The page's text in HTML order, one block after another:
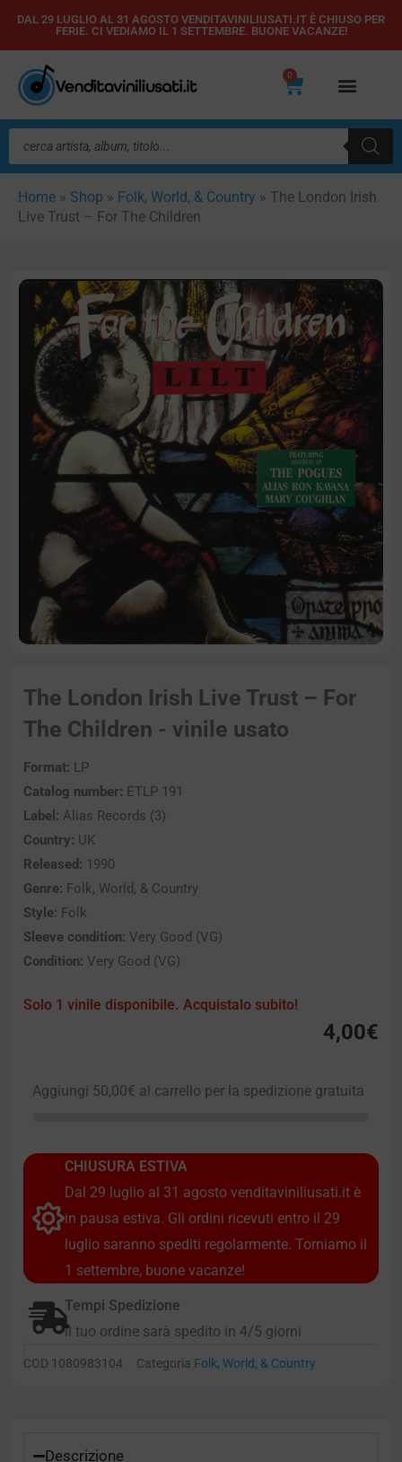
Vai
contenuto
DAL 29 LUGLIO AL 31 AGOSTO VENDITAVINILIUSATI.IT È CHIUSO PER
FERIE. CI VEDIAMO IL 1 SETTEMBRE. BUONE VACANZE!
0
Carrello
Ricerca
prodotti
Home » Shop » Folk, World, & Country » The London Irish
Live Trust – For The Children
The London Irish Live Trust – For
The Children - vinile usato
Format: LP
Catalog number: ETLP 191
Label: Alias Records (3)
Country: UK
Released: 1990
Genre: Folk, World, & Country
Style: Folk
Sleeve condition: Very Good (VG)
Condition: Very Good (VG)
Solo 1 vinile disponibile. Acquistalo subito!
4,00€
Aggiungi 50,00€ al carrello per la spedizione gratuita
CHIUSURA ESTIVA
Dal 29 luglio al 31 agosto venditaviniliusati.it è
in pausa estiva. Gli ordini ricevuti entro il 29
luglio saranno spediti regolarmente. Torniamo il
1 settembre, buone vacanze!
Tempi Spedizione
Il tuo ordine sarà spedito in 4/5 giorni
COD 1080983104 Categoria Folk, World, & Country
Descrizione